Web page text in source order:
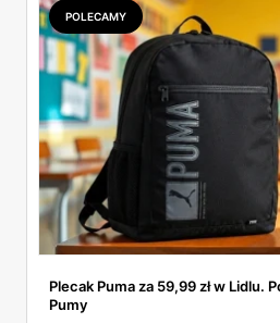
POLECAMY
Plecak Puma za 59,99 zł w Lidlu.
Pumy